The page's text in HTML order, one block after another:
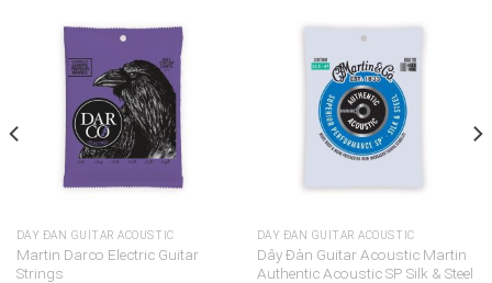
DÂY ĐÀN GUITAR ACOUSTIC
Martin Darco Electric Guitar
Strings
DÂY ĐÀN GUITAR ACOUSTIC
Dây Đàn Guitar Acoustic Martin
Authentic Acoustic SP Silk & Steel